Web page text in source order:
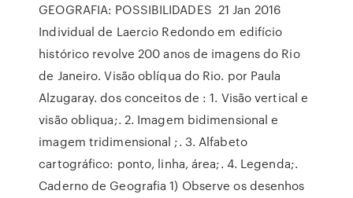
GEOGRAFIA: POSSIBILIDADES 21 Jan 2016
Individual de Laercio Redondo em edifício
histórico revolve 200 anos de imagens do Rio
de Janeiro. Visão oblíqua do Rio. por Paula
Alzugaray. dos conceitos de : 1. Visão vertical e
visão obliqua;. 2. Imagem bidimensional e
imagem tridimensional ;. 3. Alfabeto
cartográfico: ponto, linha, área;. 4. Legenda;.
Caderno de Geografia 1) Observe os desenhos